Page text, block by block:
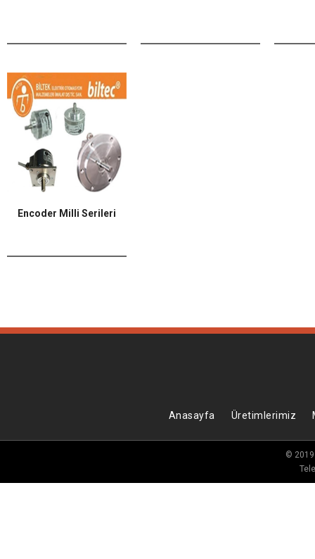
Encoder Milli Serileri
Anasayfa Üretimlerimiz
© 2019